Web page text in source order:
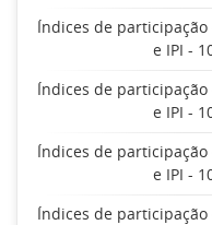
Índices de participação
e IPI -
Índices de participação
e IPI -
Índices de participação
e IPI -
Índices de participação